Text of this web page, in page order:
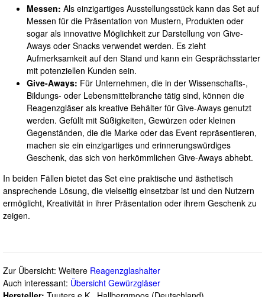
Messen: Als einzigartiges Ausstellungsstück kann das Set auf
Messen für die Präsentation von Mustern, Produkten oder
sogar als innovative Möglichkeit zur Darstellung von Give-
Aways oder Snacks verwendet werden. Es zieht
Aufmerksamkeit auf den Stand und kann ein Gesprächsstarter
mit potenziellen Kunden sein.
Give-Aways: Für Unternehmen, die in der Wissenschafts-,
Bildungs- oder Lebensmittelbranche tätig sind, können die
Reagenzgläser als kreative Behälter für Give-Aways genutzt
werden. Gefüllt mit Süßigkeiten, Gewürzen oder kleinen
Gegenständen, die die Marke oder das Event repräsentieren,
machen sie ein einzigartiges und erinnerungswürdiges
Geschenk, das sich von herkömmlichen Give-Aways abhebt.
In beiden Fällen bietet das Set eine praktische und ästhetisch
ansprechende Lösung, die vielseitig einsetzbar ist und den Nutzern
ermöglicht, Kreativität in ihrer Präsentation oder ihrem Geschenk zu
zeigen.
Zur Übersicht: Weitere Reagenzglashalter
Auch interessant: Übersicht Gewürzgläser